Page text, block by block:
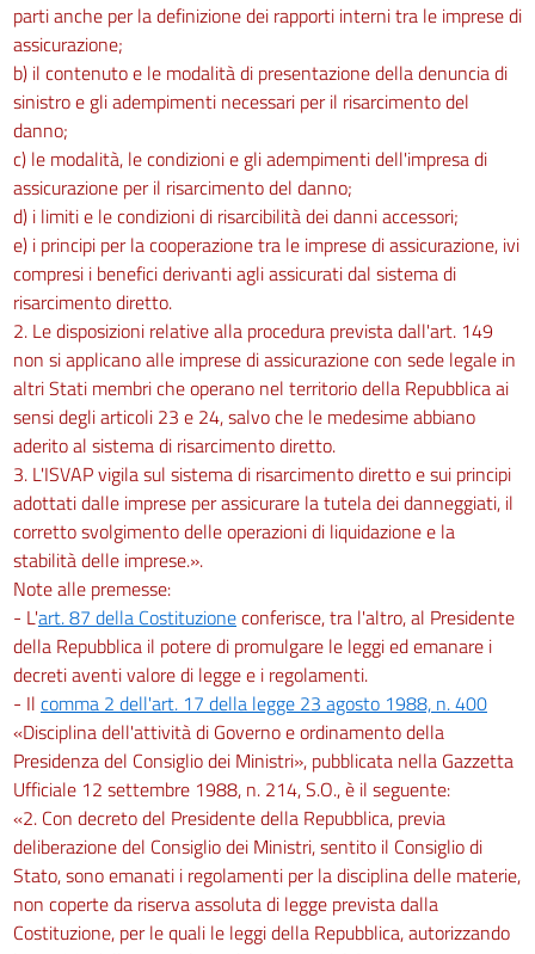
parti anche per la definizione dei rapporti interni tra le imprese di
assicurazione;
b) il contenuto e le modalità di presentazione della denuncia di
sinistro e gli adempimenti necessari per il risarcimento del
danno;
c) le modalità, le condizioni e gli adempimenti dell'impresa di
assicurazione per il risarcimento del danno;
d) i limiti e le condizioni di risarcibilità dei danni accessori;
e) i principi per la cooperazione tra le imprese di assicurazione, ivi
compresi i benefici derivanti agli assicurati dal sistema di
risarcimento diretto.
2. Le disposizioni relative alla procedura prevista dall'art. 149
non si applicano alle imprese di assicurazione con sede legale in
altri Stati membri che operano nel territorio della Repubblica ai
sensi degli articoli 23 e 24, salvo che le medesime abbiano
aderito al sistema di risarcimento diretto.
3. L'ISVAP vigila sul sistema di risarcimento diretto e sui principi
adottati dalle imprese per assicurare la tutela dei danneggiati, il
corretto svolgimento delle operazioni di liquidazione e la
stabilità delle imprese.».
Note alle premesse:
- L'art. 87 della Costituzioneconferisce, tra l'altro, al Presidente
della Repubblica il potere di promulgare le leggi ed emanare i
decreti aventi valore di legge e i regolamenti.
- Il comma 2 dell'art. 17 della legge 23 agosto 1988, n. 400
«Disciplina dell'attività di Governo e ordinamento della
Presidenza del Consiglio dei Ministri», pubblicata nella Gazzetta
Ufficiale 12 settembre 1988, n. 214, S.O., è il seguente:
«2. Con decreto del Presidente della Repubblica, previa
deliberazione del Consiglio dei Ministri, sentito il Consiglio di
Stato, sono emanati i regolamenti per la disciplina delle materie,
non coperte da riserva assoluta di legge prevista dalla
Costituzione, per le quali le leggi della Repubblica, autorizzando